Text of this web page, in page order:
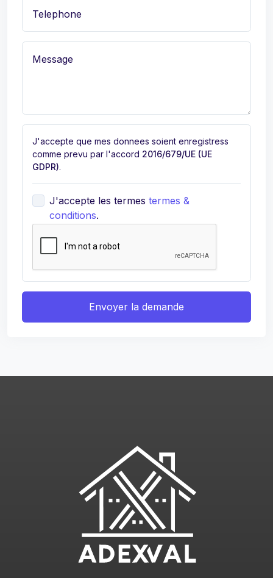
Telephone
Message
J'accepte que mes donnees soient enregistress
comme prevu par l'accord 2016/679/UE (UE
GDPR).
J'accepte les termes termes &
conditions.
Envoyer la demande